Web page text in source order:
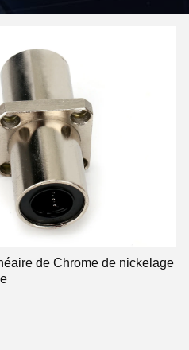
de Chrome de nickelage